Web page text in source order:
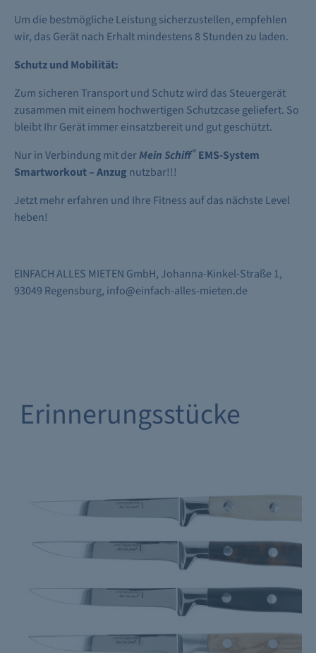
Um die bestmögliche Leistung sicherzustellen, empfehlen
wir, das Gerät nach Erhalt mindestens 8 Stunden zu laden.
Schutz und Mobilität:
Zum sicheren Transport und Schutz wird das Steuergerät
zusammen mit einem hochwertigen Schutzcase geliefert. So
bleibt Ihr Gerät immer einsatzbereit und gut geschützt.
Nur in Verbindung mit derMein Schiff® EMS-System
Smartworkout – Anzug nutzbar!!!
Jetzt mehr erfahren und Ihre Fitness auf das nächste Level
heben!
EINFACH ALLES MIETEN GmbH, Johanna-Kinkel-Straße 1,
93049 Regensburg, info@einfach-alles-mieten.de
Erinnerungsstücke